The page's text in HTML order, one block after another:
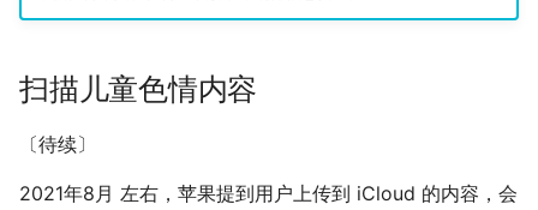
扫描儿童色情内容
〔待续〕
2021年8月 左右，苹果提到用户上传到 iCloud 的内容，会